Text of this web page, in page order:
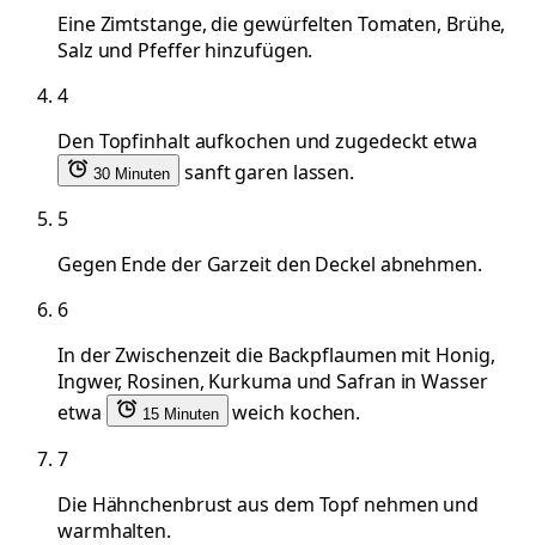
Eine Zimtstange, die gewürfelten Tomaten, Brühe,
Salz und Pfeffer hinzufügen.
4
Den Topfinhalt aufkochen und zugedeckt etwa
30 Minuten
sanft garen lassen.
5
Gegen Ende der Garzeit den Deckel abnehmen.
6
In der Zwischenzeit die Backpflaumen mit Honig,
Ingwer, Rosinen, Kurkuma und Safran in Wasser
etwa
15 Minuten
weich kochen.
7
Die Hähnchenbrust aus dem Topf nehmen und
warmhalten.